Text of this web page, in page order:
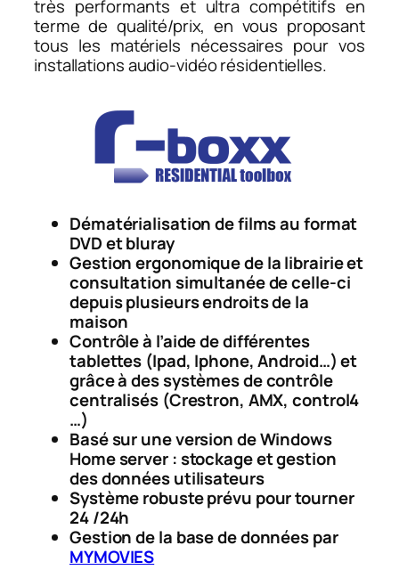
très performants et ultra compétitifs en
terme de qualité/prix, en vous proposant
tous les matériels nécessaires pour vos
installations audio-vidéo résidentielles.
Dématérialisation de films au format
DVD et bluray
Gestion ergonomique de la librairie et
consultation simultanée de celle-ci
depuis plusieurs endroits de la
maison
Contrôle à l’aide de différentes
tablettes (Ipad, Iphone, Android…) et
grâce à des systèmes de contrôle
centralisés (Crestron, AMX, control4
…)
Basé sur une version de Windows
Home server : stockage et gestion
des données utilisateurs
Système robuste prévu pour tourner
24 /24h
Gestion de la base de données par
MYMOVIES